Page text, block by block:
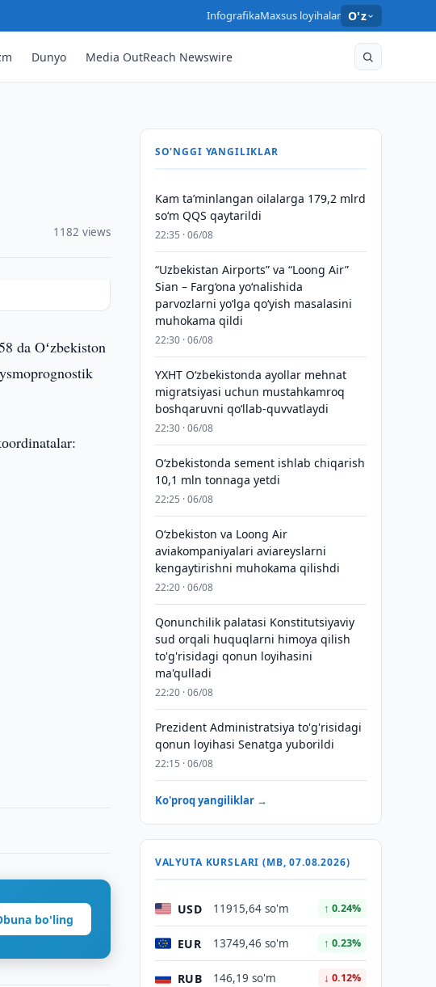
InfografikaMaxsus loyihalar O'z
Dunyo Media OutReach Newswire
1182 views
da Oʻzbekiston
bo'ling
SO'NGGI YANGILIKLAR
Kam taʼminlangan oilalarga 179,2 mlrd
so‘m QQS qaytarildi
22:35 · 06/08
“Uzbekistan Airports” va “Loong Air”
Sian – Farg‘ona yo‘nalishida
parvozlarni yo‘lga qo‘yish masalasini
muhokama qildi
22:30 · 06/08
YXHT O‘zbekistonda ayollar mehnat
migratsiyasi uchun mustahkamroq
boshqaruvni qo‘llab-quvvatlaydi
22:30 · 06/08
O‘zbekistonda sement ishlab chiqarish
10,1 mln tonnaga yetdi
22:25 · 06/08
Oʻzbekiston va Loong Air
aviakompaniyalari aviareyslarni
kengaytirishni muhokama qilishdi
22:20 · 06/08
Qonunchilik palatasi Konstitutsiyaviy
sud orqali huquqlarni himoya qilish
to'g'risidagi qonun loyihasini
ma'qulladi
22:20 · 06/08
Prezident Administratsiya to'g'risidagi
qonun loyihasi Senatga yuborildi
22:15 · 06/08
Ko'proq yangiliklar →
VALYUTA KURSLARI (MB, 07.08.2026)
USD 11915,64 so'm ↑ 0.24%
EUR 13749,46 so'm ↑ 0.23%
RUB 146,19 so'm ↓ 0.12%